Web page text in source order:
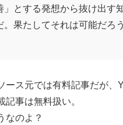
」とする発想から抜け出す
。果たしてそれは可能だろう
ース元では有料記事だが、
記事は無料扱い。
なのよ？